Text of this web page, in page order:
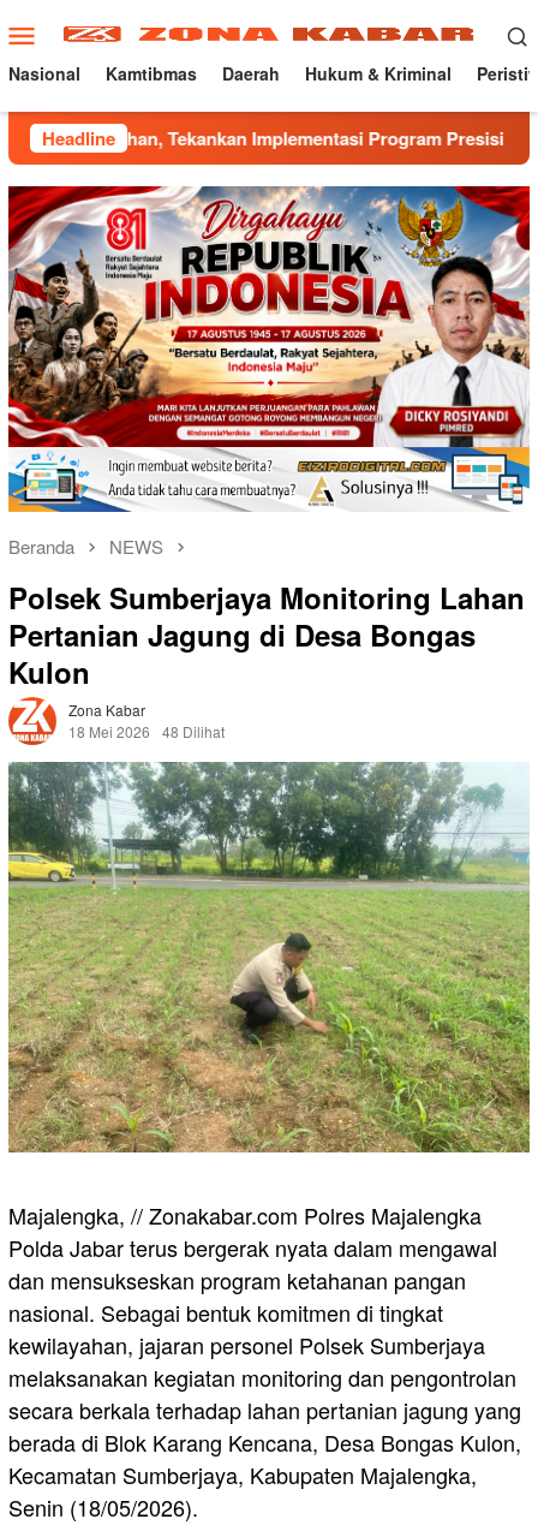
ke
konten
Menu
Mobile
Nasional Kamtibmas Daerah Hukum & Kriminal
Headline
Tekankan Implementasi Program Presisi Kapolri
Beranda NEWS
Polsek Sumberjaya Monitoring Lahan
Pertanian Jagung di Desa Bongas
Kulon
Zona Kabar
18 Mei 2026
48 Dilihat
Majalengka, // Zonakabar.com Polres Majalengka
Polda Jabar terus bergerak nyata dalam mengawal
dan mensukseskan program ketahanan pangan
nasional. Sebagai bentuk komitmen di tingkat
kewilayahan, jajaran personel Polsek Sumberjaya
melaksanakan kegiatan monitoring dan pengontrolan
secara berkala terhadap lahan pertanian jagung yang
berada di Blok Karang Kencana, Desa Bongas Kulon,
Kecamatan Sumberjaya, Kabupaten Majalengka,
Senin (18/05/2026).